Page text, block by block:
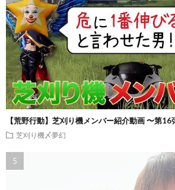
【荒野行動】芝刈り機メンバー紹介動画 〜第16
芝刈り機〆夢幻